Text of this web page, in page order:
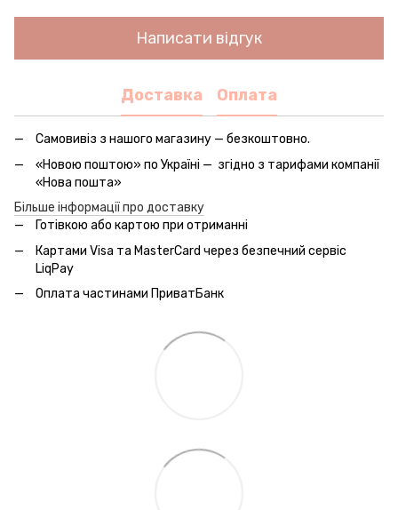
Написати відгук
Доставка Оплата
Самовивіз з нашого магазину — безкоштовно.
«Новою поштою» по Україні — згідно з тарифами компанії
«Нова пошта»
Більше інформації про доставку
Готівкою або картою при отриманні
Картами Visa та MasterCard через безпечний сервic
LiqPay
Оплата частинами ПриватБанк